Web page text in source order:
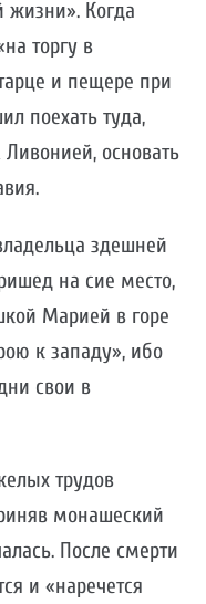
жизни». Когда
торгу в
и пещере при
поехать туда,
основать
здешней
на сие место,
Марией в горе
к западу», ибо
свои в
трудов
монашеский
После смерти
и «наречется